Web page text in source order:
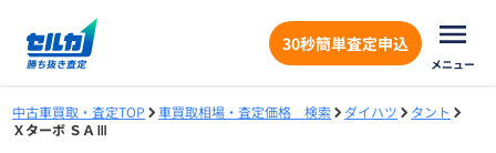
30秒簡単査定申込
メニュー
中古車買取・査定TOP 車買取相場・査定価格 検索 ダイハツ
タント
Ｘターボ ＳＡⅢ